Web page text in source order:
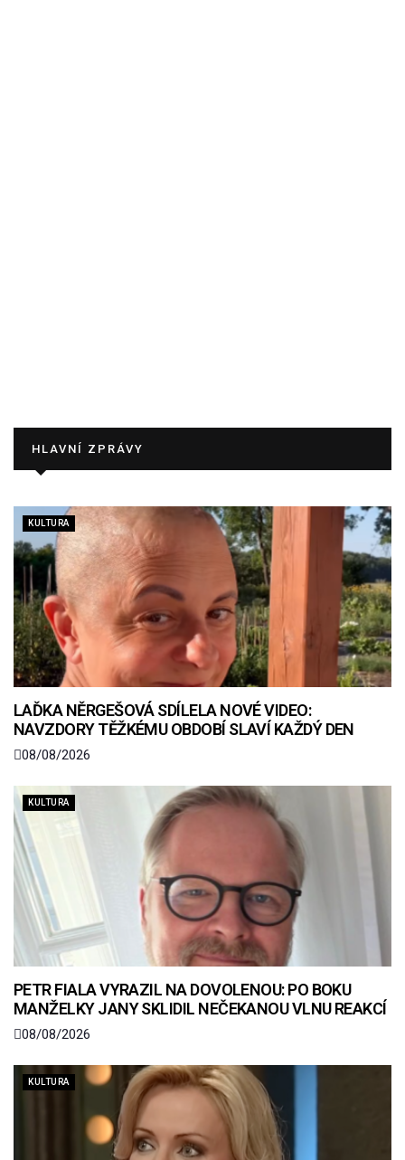
HLAVNÍ ZPRÁVY
KULTURA
LAĎKA NĚRGEŠOVÁ SDÍLELA NOVÉ VIDEO:
NAVZDORY TĚŽKÉMU OBDOBÍ SLAVÍ KAŽDÝ DEN
08/08/2026
KULTURA
PETR FIALA VYRAZIL NA DOVOLENOU: PO BOKU
MANŽELKY JANY SKLIDIL NEČEKANOU VLNU REAKCÍ
08/08/2026
KULTURA